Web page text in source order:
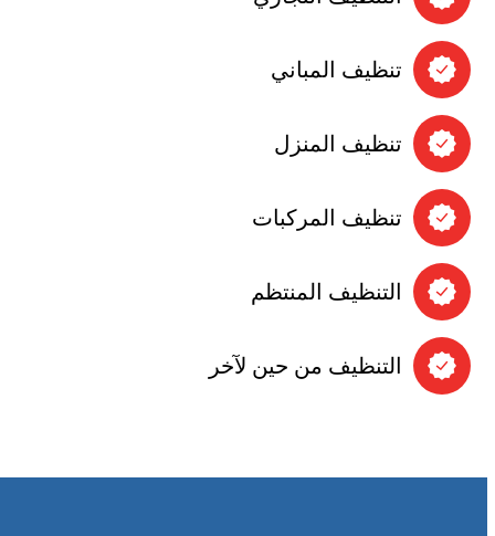
تنظيف المباني
تنظيف المنزل
تنظيف المركبات
التنظيف المنتظم
التنظيف من حين لآخر